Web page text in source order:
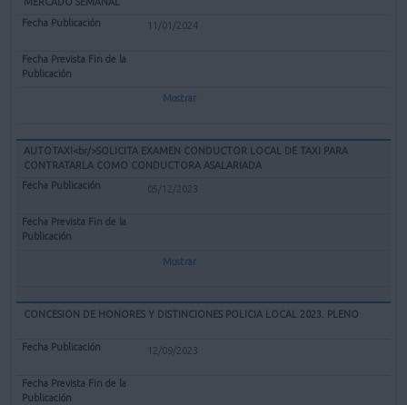
11/01/2024
Mostrar
AUTOTAXI<br/>SOLICITA EXAMEN CONDUCTOR LOCAL DE TAXI PARA
CONTRATARLA COMO CONDUCTORA ASALARIADA
05/12/2023
Mostrar
CONCESION DE HONORES Y DISTINCIONES POLICIA LOCAL 2023. PLENO
12/09/2023